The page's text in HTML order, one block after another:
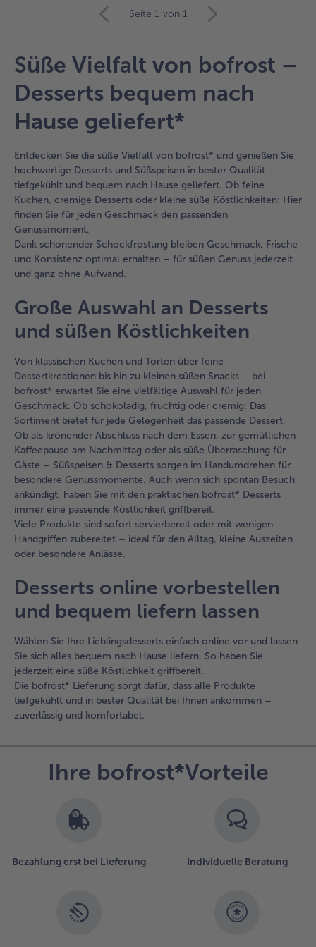
Übersicht.
befinden
in
der
Liste.
Seite 1 von 1
Süße Vielfalt von bofrost –
Desserts bequem nach
Hause geliefert*
Entdecken Sie die süße Vielfalt von bofrost* und genießen Sie
hochwertige Desserts und Süßspeisen in bester Qualität –
tiefgekühlt und bequem nach Hause geliefert. Ob feine
Kuchen, cremige Desserts oder kleine süße Köstlichkeiten: Hier
finden Sie für jeden Geschmack den passenden
Genussmoment.
Dank schonender Schockfrostung bleiben Geschmack, Frische
und Konsistenz optimal erhalten – für süßen Genuss jederzeit
und ganz ohne Aufwand.
Große Auswahl an Desserts
und süßen Köstlichkeiten
Von klassischen Kuchen und Torten über feine
Dessertkreationen bis hin zu kleinen süßen Snacks – bei
bofrost* erwartet Sie eine vielfältige Auswahl für jeden
Geschmack. Ob schokoladig, fruchtig oder cremig: Das
Sortiment bietet für jede Gelegenheit das passende Dessert.
Ob als krönender Abschluss nach dem Essen, zur gemütlichen
Kaffeepause am Nachmittag oder als süße Überraschung für
Gäste – Süßspeisen & Desserts sorgen im Handumdrehen für
besondere Genussmomente. Auch wenn sich spontan Besuch
ankündigt, haben Sie mit den praktischen bofrost* Desserts
immer eine passende Köstlichkeit griffbereit.
Viele Produkte sind sofort servierbereit oder mit wenigen
Handgriffen zubereitet – ideal für den Alltag, kleine Auszeiten
oder besondere Anlässe.
Desserts online vorbestellen
und bequem liefern lassen
Wählen Sie Ihre Lieblingsdesserts einfach online vor und lassen
Sie sich alles bequem nach Hause liefern. So haben Sie
jederzeit eine süße Köstlichkeit griffbereit.
Die bofrost* Lieferung sorgt dafür, dass alle Produkte
tiefgekühlt und in bester Qualität bei Ihnen ankommen –
zuverlässig und komfortabel.
Ihre bofrost*Vorteile
Bezahlung erst bei Lieferung Individuelle Beratung